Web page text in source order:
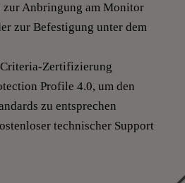
Anbringung am Monitor
zur Befestigung unter dem
Zertifizierung
Profile 4.0, um den
zu entsprechen
technischer Support